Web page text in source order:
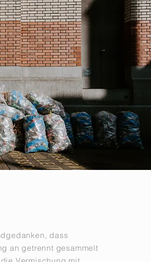
dass
an getrennt gesammelt